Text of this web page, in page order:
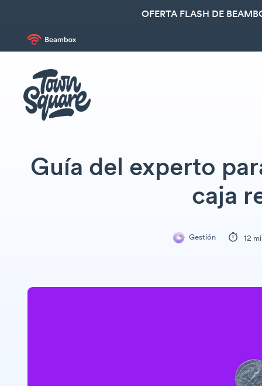
OFERTA FLASH DE
Guía del experto
caja
Gestión 12